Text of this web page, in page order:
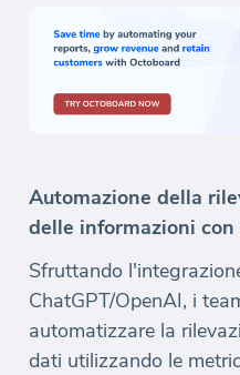
Automazione della
delle informazioni con
Sfruttando
ChatGPT/OpenAI, i
automatizzare la
dati utilizzando le